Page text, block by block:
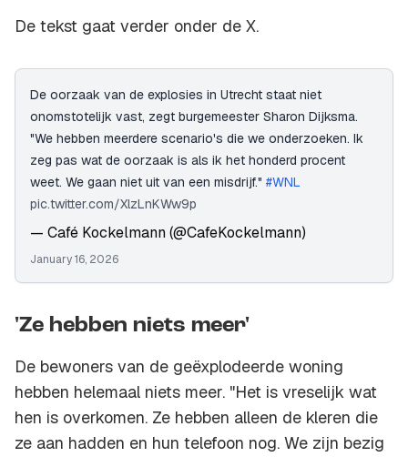
De tekst gaat verder onder de X.
De oorzaak van de explosies in Utrecht staat niet
onomstotelijk vast, zegt burgemeester Sharon Dijksma.
"We hebben meerdere scenario's die we onderzoeken. Ik
zeg pas wat de oorzaak is als ik het honderd procent
weet. We gaan niet uit van een misdrijf." #WNL
pic.twitter.com/XlzLnKWw9p
— Café Kockelmann (@CafeKockelmann)
January 16, 2026
'Ze hebben niets meer'
De bewoners van de geëxplodeerde woning
hebben helemaal niets meer. "Het is vreselijk wat
hen is overkomen. Ze hebben alleen de kleren die
ze aan hadden en hun telefoon nog. We zijn bezig